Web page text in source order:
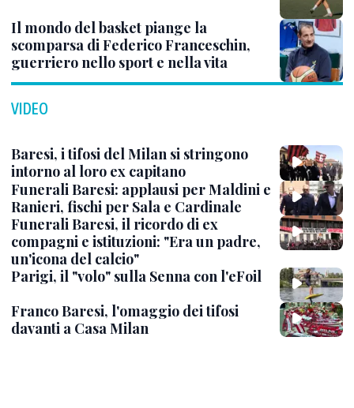
Il mondo del basket piange la
scomparsa di Federico Franceschin,
guerriero nello sport e nella vita
VIDEO
Baresi, i tifosi del Milan si stringono
intorno al loro ex capitano
Funerali Baresi: applausi per Maldini e
Ranieri, fischi per Sala e Cardinale
Funerali Baresi, il ricordo di ex
compagni e istituzioni: "Era un padre,
un'icona del calcio"
Parigi, il "volo" sulla Senna con l'eFoil
Franco Baresi, l'omaggio dei tifosi
davanti a Casa Milan